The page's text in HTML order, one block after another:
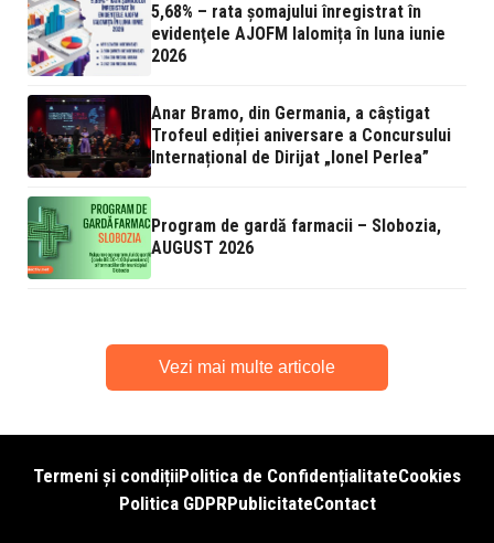
5,68% – rata şomajului înregistrat în
evidenţele AJOFM Ialomița în luna iunie
2026
Anar Bramo, din Germania, a câștigat
Trofeul ediției aniversare a Concursului
Internațional de Dirijat „Ionel Perlea”
Program de gardă farmacii – Slobozia,
AUGUST 2026
Vezi mai multe articole
Termeni și condițiiPolitica de ConfidențialitateCookies
Politica GDPRPublicitateContact